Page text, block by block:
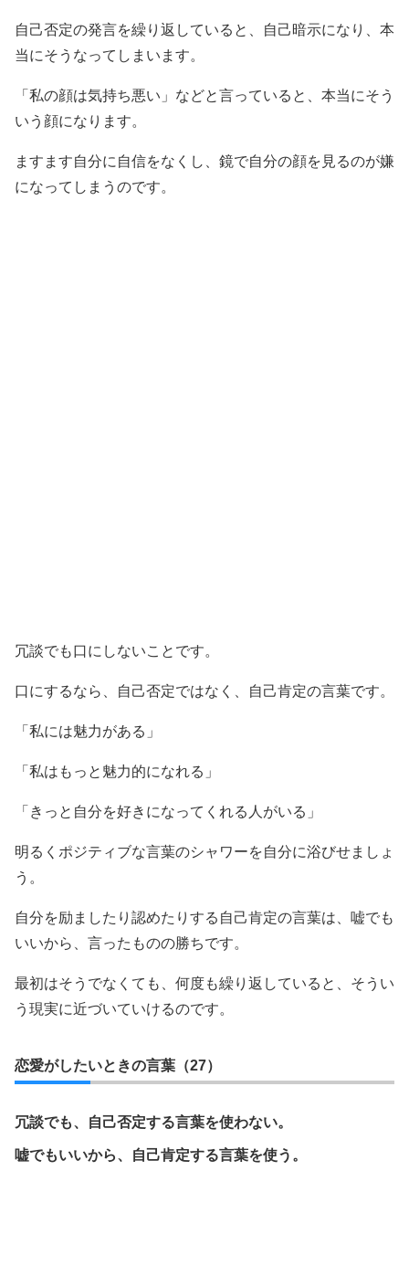
自己否定の発言を繰り返していると、自己暗示になり、本
当にそうなってしまいます。
「私の顔は気持ち悪い」などと言っていると、本当にそう
いう顔になります。
ますます自分に自信をなくし、鏡で自分の顔を見るのが嫌
になってしまうのです。
冗談でも口にしないことです。
口にするなら、自己否定ではなく、自己肯定の言葉です。
「私には魅力がある」
「私はもっと魅力的になれる」
「きっと自分を好きになってくれる人がいる」
明るくポジティブな言葉のシャワーを自分に浴びせましょ
う。
自分を励ましたり認めたりする自己肯定の言葉は、嘘でも
いいから、言ったものの勝ちです。
最初はそうでなくても、何度も繰り返していると、そうい
う現実に近づいていけるのです。
恋愛がしたいときの言葉（27）
冗談でも、自己否定する言葉を使わない。
嘘でもいいから、自己肯定する言葉を使う。